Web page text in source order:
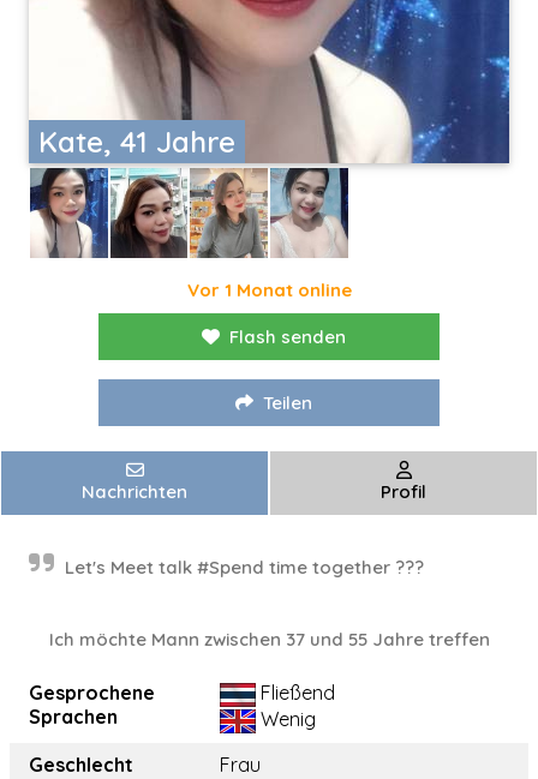
Kate, 41 Jahre
Vor 1 Monat online
Flash senden
Teilen
Nachrichten Profil
Let's Meet talk #Spend time together ???
Ich möchte Mann zwischen 37 und 55 Jahre treffen
Gesprochene
Sprachen
Fließend
Wenig
Geschlecht
Frau